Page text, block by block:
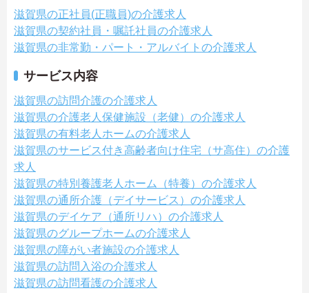
滋賀県の正社員(正職員)の介護求人
滋賀県の契約社員・嘱託社員の介護求人
滋賀県の非常勤・パート・アルバイトの介護求人
サービス内容
滋賀県の訪問介護の介護求人
滋賀県の介護老人保健施設（老健）の介護求人
滋賀県の有料老人ホームの介護求人
滋賀県のサービス付き高齢者向け住宅（サ高住）の介護
求人
滋賀県の特別養護老人ホーム（特養）の介護求人
滋賀県の通所介護（デイサービス）の介護求人
滋賀県のデイケア（通所リハ）の介護求人
滋賀県のグループホームの介護求人
滋賀県の障がい者施設の介護求人
滋賀県の訪問入浴の介護求人
滋賀県の訪問看護の介護求人